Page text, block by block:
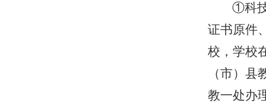
①科
证书原件
校，学校
（市）
教一处办